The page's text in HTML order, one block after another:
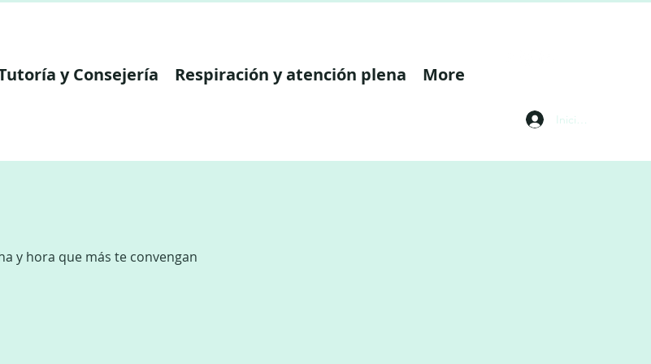
y Consejería Respiración y atención plena More
Iniciar sesión
y hora que más te convengan